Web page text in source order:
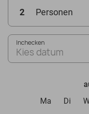
2 Personen
Inchecken
Kies datum
Ma
Di